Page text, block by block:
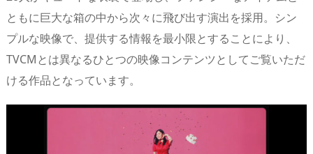
ともに巨大な箱の中から次々に飛び出す演出を採用。シン
プルな映像で、提供する情報を最小限とすることにより、
TVCMとは異なるひとつの映像コンテンツとしてご覧いただ
ける作品となっています。